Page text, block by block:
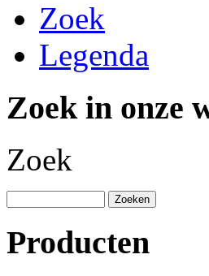
Zoek
Legenda
Zoek in onze
Zoek
Producten